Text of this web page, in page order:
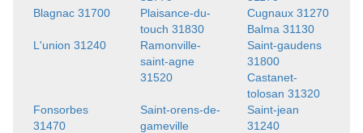
Blagnac 31700
Plaisance-du-
touch 31830
Cugnaux 31270
Balma 31130
L'union 31240
Ramonville-
saint-agne
31520
Saint-gaudens
31800
Castanet-
tolosan 31320
Fonsorbes
31470
Saint-orens-de-
gameville
Saint-jean
31240